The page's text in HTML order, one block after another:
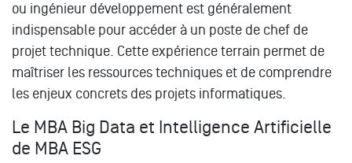
ou ingénieur développement est généralement
indispensable pour accéder à un poste de chef de
projet technique. Cette expérience terrain permet de
maîtriser les ressources techniques et de comprendre
les enjeux concrets des projets informatiques.
Le MBA Big Data et Intelligence Artificielle
de MBA ESG